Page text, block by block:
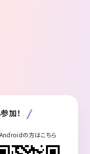
加！
Androidの方はこちら